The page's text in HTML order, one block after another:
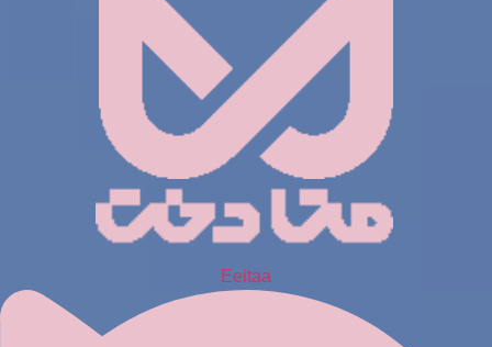
Eeitaa